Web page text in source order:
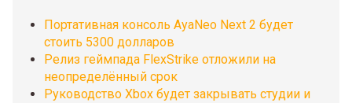
Портативная консоль AyaNeo Next 2 будет
стоить 5300 долларов
Релиз геймпада FlexStrike отложили на
неопределённый срок
Руководство Xbox будет закрывать студии и